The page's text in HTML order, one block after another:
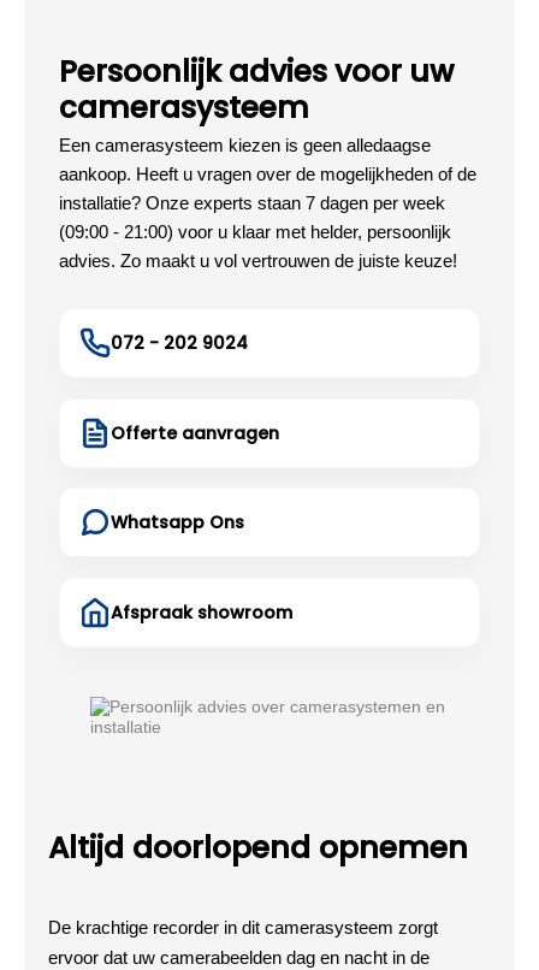
Persoonlijk advies voor uw
camerasysteem
Een camerasysteem kiezen is geen alledaagse
aankoop. Heeft u vragen over de mogelijkheden of de
installatie? Onze experts staan 7 dagen per week
(09:00 - 21:00) voor u klaar met helder, persoonlijk
advies. Zo maakt u vol vertrouwen de juiste keuze!
072 - 202 9024
Offerte aanvragen
Whatsapp Ons
Afspraak showroom
Altijd doorlopend opnemen
De krachtige recorder in dit camerasysteem zorgt
ervoor dat uw camerabeelden dag en nacht in de